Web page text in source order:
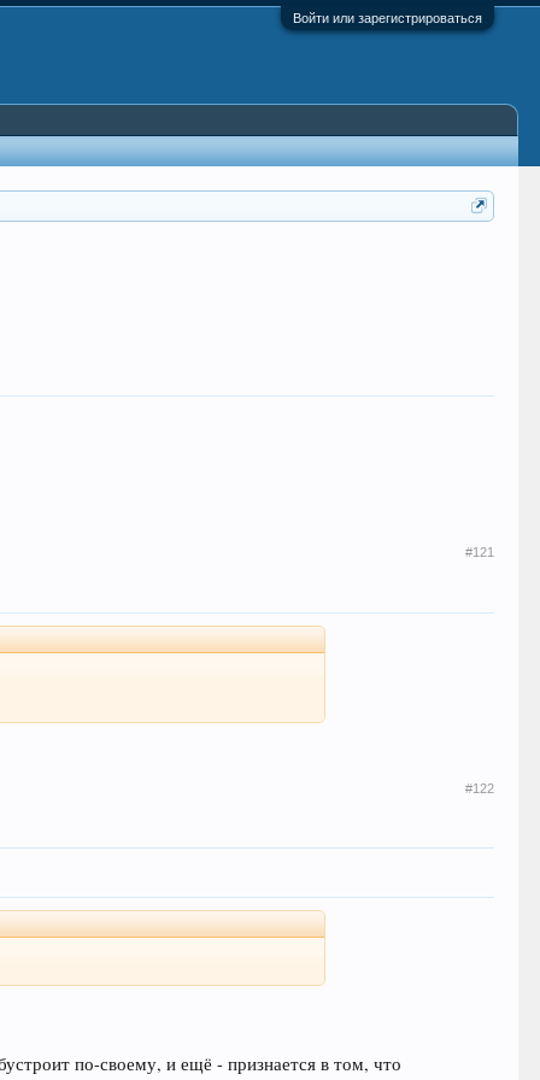
Войти или зарегистрироваться
#121
#122
по-своему, и ещё - признается в том, что